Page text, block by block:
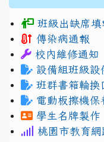
班級出缺席填
傳染病通報
校內維修通知
設備組班級設
班群書箱輪換
電動板擦機保
學生名牌製作
桃園市教育網